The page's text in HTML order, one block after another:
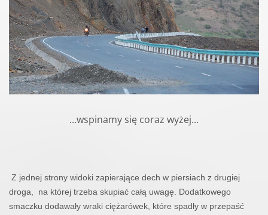
...wspinamy się coraz wyżej...
Z jednej strony widoki zapierające dech w piersiach z drugiej
droga,
na której trzeba skupiać całą uwagę. Dodatkowego
smaczku dodawały wraki ciężarówek, które spadły w przepaść